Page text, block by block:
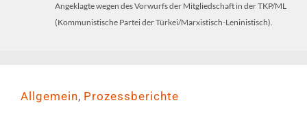
Angeklagte wegen des Vorwurfs der Mitgliedschaft in der TKP/ML
(Kommunistische Partei der Türkei/Marxistisch-Leninistisch).
Allgemein, Prozessberichte